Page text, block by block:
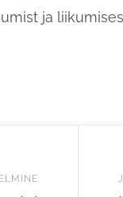
ja